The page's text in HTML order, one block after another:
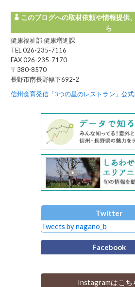
このブログへの取材依頼や情報提供
ら
健康福祉部 健康増進課
TEL 026-235-7116
FAX 026-235-7170
〒380-8570
長野市南長野幅下692-2
信州食育発信「3つの星のレストラン」公
Twitter
Tweets by nagano_b
Facebook
Instagramはこち